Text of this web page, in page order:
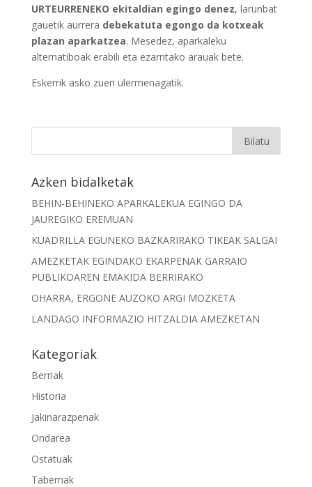
URTEURRENEKO ekitaldian egingo denez, larunbat
gauetik aurrera debekatuta egongo da kotxeak
plazan aparkatzea. Mesedez, aparkaleku
alternatiboak erabili eta ezarritako arauak bete.
Eskerrik asko zuen ulermenagatik.
Azken bidalketak
BEHIN-BEHINEKO APARKALEKUA EGINGO DA
JAUREGIKO EREMUAN
KUADRILLA EGUNEKO BAZKARIRAKO TIKEAK SALGAI
AMEZKETAK EGINDAKO EKARPENAK GARRAIO
PUBLIKOAREN EMAKIDA BERRIRAKO
OHARRA, ERGONE AUZOKO ARGI MOZKETA
LANDAGO INFORMAZIO HITZALDIA AMEZKETAN
Kategoriak
Berriak
Historia
Jakinarazpenak
Ondarea
Ostatuak
Tabernak